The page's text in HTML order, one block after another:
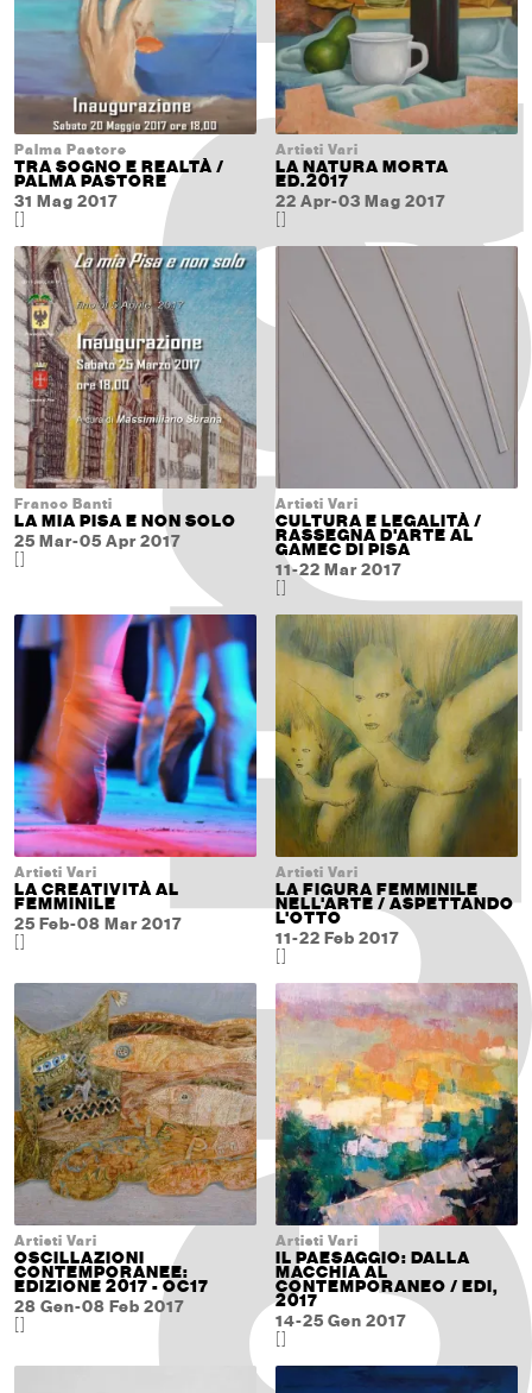
Palma Pastore
TRA SOGNO E REALTÀ /
PALMA PASTORE
31 Mag 2017
[]
Artisti Vari
LA NATURA MORTA
ED.2017
22 Apr-03 Mag 2017
[]
Franco Banti
LA MIA PISA E NON SOLO
25 Mar-05 Apr 2017
[]
Artisti Vari
CULTURA E LEGALITÀ /
RASSEGNA D'ARTE AL
GAMEC DI PISA
11-22 Mar 2017
[]
Artisti Vari
LA CREATIVITÀ AL
FEMMINILE
25 Feb-08 Mar 2017
[]
Artisti Vari
LA FIGURA FEMMINILE
NELL'ARTE / ASPETTANDO
L'OTTO
11-22 Feb 2017
[]
Artisti Vari
OSCILLAZIONI
CONTEMPORANEE:
EDIZIONE 2017 - OC17
28 Gen-08 Feb 2017
[]
Artisti Vari
IL PAESAGGIO: DALLA
MACCHIA AL
CONTEMPORANEO / EDI,
2017
14-25 Gen 2017
[]